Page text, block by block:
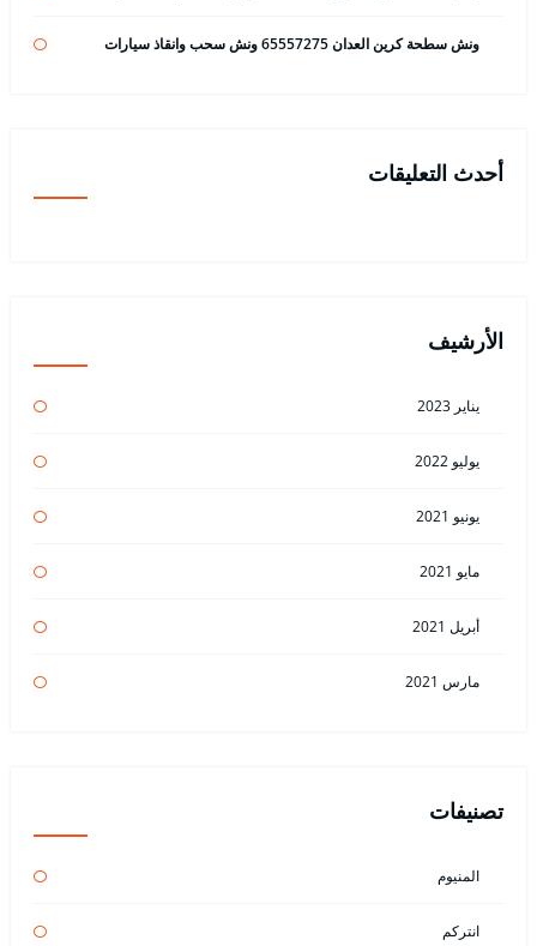
ونش سطحة كرين العدان 65557275 ونش سحب وانقاذ سيارات
أحدث التعليقات
الأرشيف
يناير 2023
يوليو 2022
يونيو 2021
مايو 2021
أبريل 2021
مارس 2021
تصنيفات
المنيوم
انتركم